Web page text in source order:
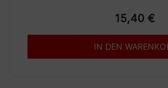
15,40€
IN DEN